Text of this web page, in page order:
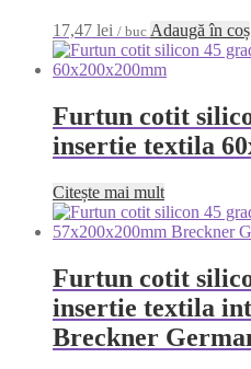
17,47 lei / buc Adaugă în coș
Furtun cotit
insertie textila
Citește mai mult
Furtun cotit
insertie textila
Breckner